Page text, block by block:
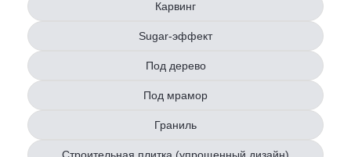
Карвинг
Sugar-эффект
Под дерево
Под мрамор
Граниль